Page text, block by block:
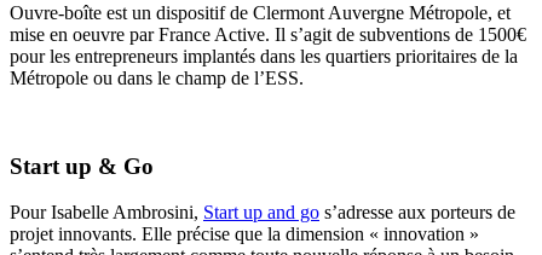
Ouvre-boîte est un dispositif de Clermont Auvergne Métropole, et
mise en oeuvre par France Active. Il s’agit de subventions de 1500€
pour les entrepreneurs implantés dans les quartiers prioritaires de la
Métropole ou dans le champ de l’ESS.
Start up & Go
Pour Isabelle Ambrosini, Start up and go s’adresse aux porteurs de
projet innovants. Elle précise que la dimension « innovation »